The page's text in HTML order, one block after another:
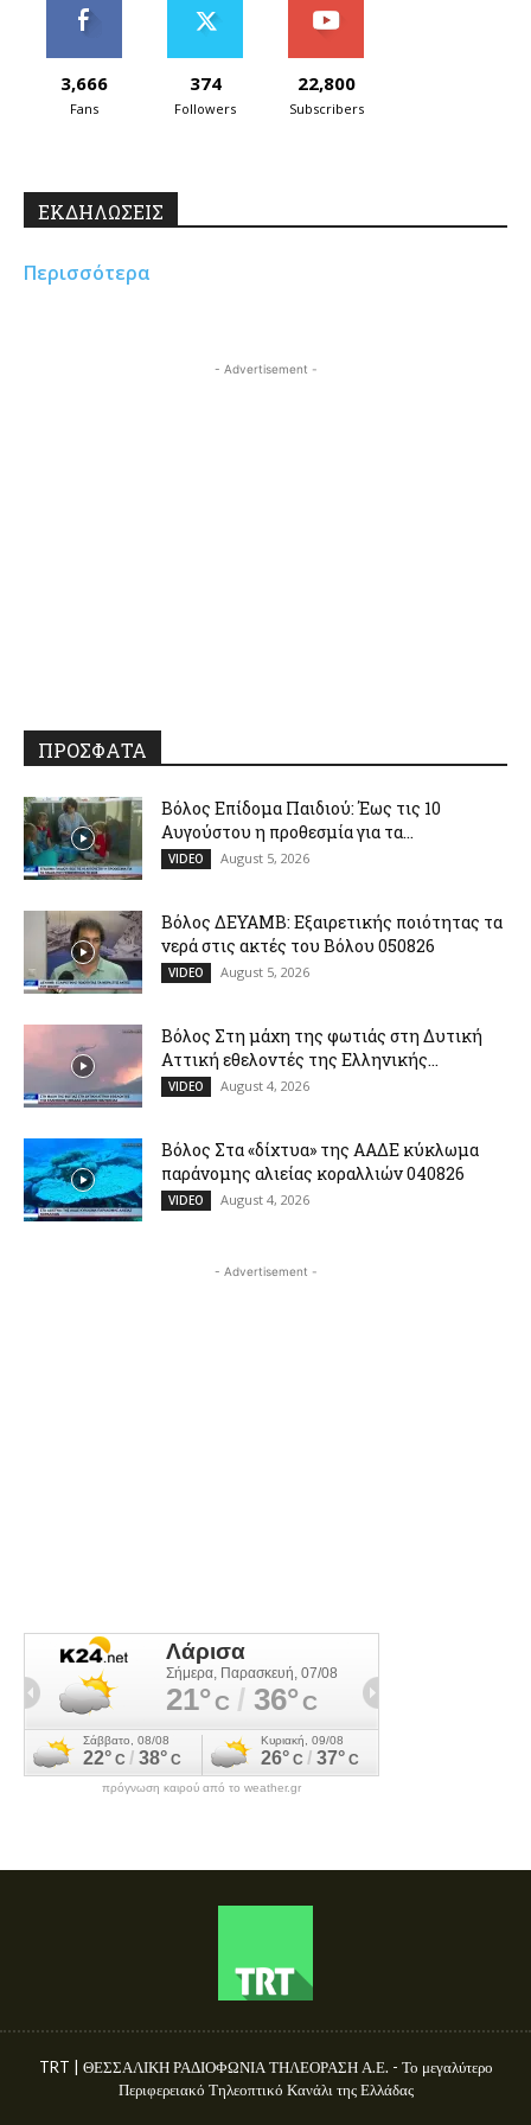
3,666
Fans
374
Followers
22,800
Subscribers
ΕΚΔΗΛΩΣΕΙΣ
Περισσότερα
- Advertisement -
ΠΡΟΣΦΑΤΑ
Βόλος Επίδομα Παιδιού: Έως τις 10
Αυγούστου η προθεσμία για τα...
VIDEO August 5, 2026
Βόλος ΔΕΥΑΜΒ: Εξαιρετικής ποιότητας τα
νερά στις ακτές του Βόλου 050826
VIDEO August 5, 2026
Βόλος Στη μάχη της φωτιάς στη Δυτική
Αττική εθελοντές της Ελληνικής...
VIDEO August 4, 2026
Βόλος Στα «δίχτυα» της ΑΑΔΕ κύκλωμα
παράνομης αλιείας κοραλλιών 040826
VIDEO August 4, 2026
- Advertisement -
πρόγνωση καιρού από το weather.gr
TRT | ΘΕΣΣΑΛΙΚΗ ΡΑΔΙΟΦΩΝΙΑ ΤΗΛΕΟΡΑΣΗ Α.Ε. - Το μεγαλύτερο
Περιφερειακό Τηλεοπτικό Κανάλι της Ελλάδας